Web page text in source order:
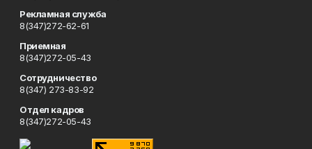
Рекламная служба
8(347)272-62-61
Приемная
8(347)272-05-43
Сотрудничество
8(347) 273-83-92
Отдел кадров
8(347)272-05-43